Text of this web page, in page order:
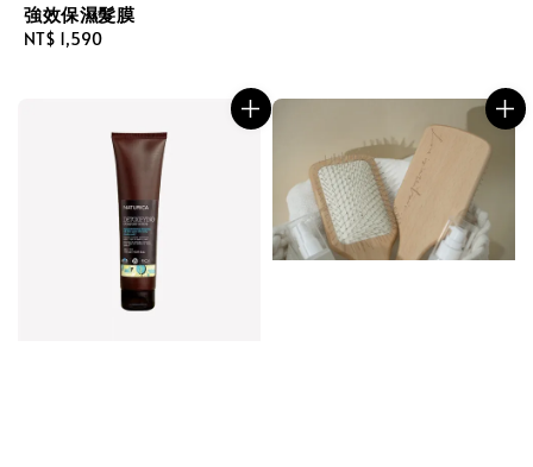
強效保濕髮膜
Regular
NT$ 1,590